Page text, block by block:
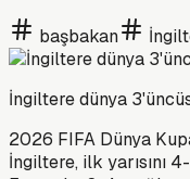
başbakan
İngiltere dünya
2026 FIFA Dünya
İngiltere, ilk yarısını